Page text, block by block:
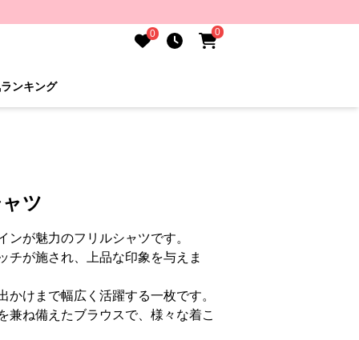
0 0
ンキング
ツ
が魅力のフリルシャツです。
チが施され、上品な印象を与えま
かけまで幅広く活躍する一枚です。
兼ね備えたブラウスで、様々な着こ